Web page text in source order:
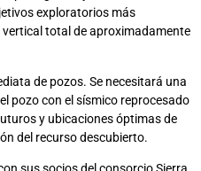
exploratorios más
total de aproximadamente
de pozos. Se necesitará una
pozo con el sísmico reprocesado
y ubicaciones óptimas de
del recurso descubierto.